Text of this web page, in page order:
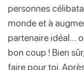
personnes
monde et à
partenaire idéal…
bon coup ! Bien
faire pour toi.